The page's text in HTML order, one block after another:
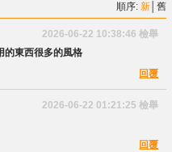
順序:新 │舊
2026-06-22 10:38:46 檢舉
的東西很多的風格
回覆
2026-06-22 01:21:25 檢舉
回覆